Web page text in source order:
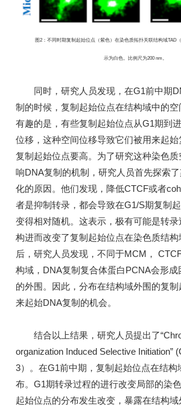
图2：不同时期复制起始位点（紫色）在染色质拓扑关联结构域TAD
示为白色。比例尺为200 nm。
同时，研究人员发现，在G1前中期
制的时候，复制起始位点在结构域中的空
有趣的是，有些复制起始位点从G1期到
位移，这种空间位移导致它们被用来起
复制起始位点要高。为了研究这种染色
响DNA复制的机制，研究人员首先探索
化的原因。他们发现，降低CTCF或者
者是抑制转录，都会导致在G1/S期复制
变得相对随机。这表示，极有可能是转
构进而改变了复制起始位点在染色质结
后，研究人员发现，不同于MCM，
构域，DNA复制复合体蛋白PCNA会形
的外围。因此，分布在结构域外围的复
来起始DNA复制的机会。
结合以上结果，研究人员提出了
organization Induced Selective Initiation”
3）。在G1前中期，复制起始位点在结构
布。G1期转录过程的进行改变局部的染
起始位点的分布发生改变，暴露在结构